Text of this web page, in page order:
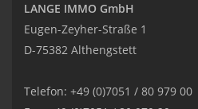
LANGE IMMO GmbH
Eugen-Zeyher-Straße 1
D-75382 Althengstett
Telefon: +49 (0)7051 / 80 979 00